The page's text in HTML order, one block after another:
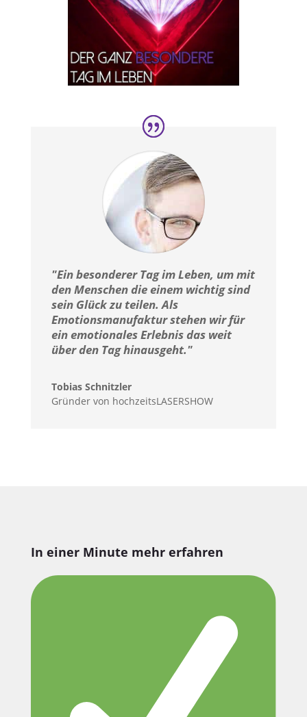
"Ein besonderer Tag im Leben, um mit
den Menschen die einem wichtig sind
sein Glück zu teilen. Als
Emotionsmanufaktur stehen wir für
ein emotionales Erlebnis das weit
über den Tag hinausgeht."
Tobias Schnitzler
Gründer von hochzeitsLASERSHOW
In einer Minute mehr erfahren